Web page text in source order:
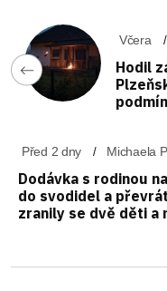
Včera
Hodil
Před 2 dny Michaela
Dodávka s rodinou
do svodidel a
zranily se dvě děti a